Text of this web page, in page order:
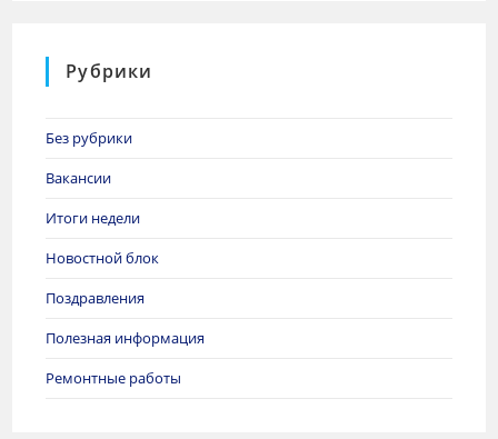
Рубрики
Без рубрики
Вакансии
Итоги недели
Новостной блок
Поздравления
Полезная информация
Ремонтные работы